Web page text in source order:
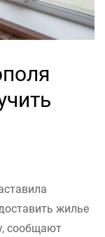
жилье
сообщают